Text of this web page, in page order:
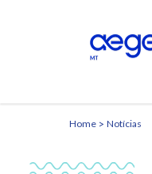
Home Notícias